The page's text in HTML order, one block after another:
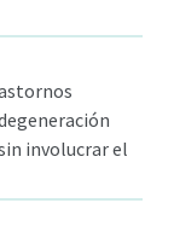
involucrar el